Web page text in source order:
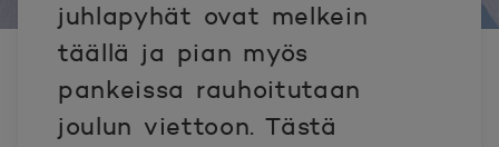
juhlapyhät ovat melkein
täällä ja pian myös
pankeissa rauhoitutaan
joulun viettoon. Tästä